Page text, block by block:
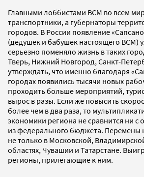
Главными лоббистами ВСМ во всем
транспортники, а губернаторы
городов. В России появление
(дедушек и бабушек настоящего ВСМ)
серьезно поменяло жизнь в таких
Тверь, Нижний Новгород, Санкт-
утверждать, что именно благодаря
городах появились тысячи новых
проходить больше мероприятий,
вырос в разы. Если же повысить
более чем в два раза, то
экономики региона не сравнится ни
из федерального бюджета. Перемены
не только в Московской,
областях, Чувашии и Татарстане.
регионы, прилегающие к ним.